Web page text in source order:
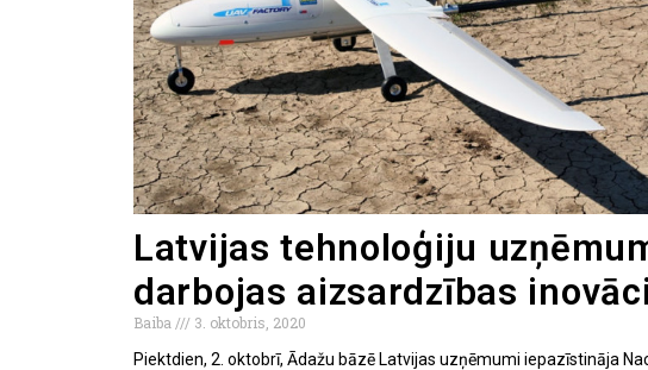
Latvijas tehnoloģiju
darbojas aizsardzības
Baiba
3. oktobris, 2020
Piektdien, 2. oktobrī, Ādažu bāzē Latvijas uzņēmumi iepazīstināja